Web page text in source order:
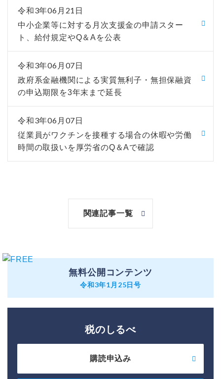
令和3年06月21日
中小企業等に対する月次支援金の申請スター
ト、給付規定やQ＆Aを公表
令和3年06月07日
政府系金融機関による実質無利子・無担保融資
の申込期限を3年末まで延長
令和3年06月07日
従業員がワクチンを接種する場合の休暇や労働
時間の取扱いを厚労省のQ＆Aで確認
関連記事一覧
無料公開コンテンツ
令和3年1月25日号
税のしるべ
購読申込み